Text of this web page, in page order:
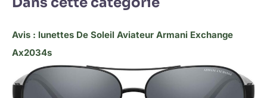
Avis : lunettes De Soleil Aviateur Armani Exchange
Ax2034s